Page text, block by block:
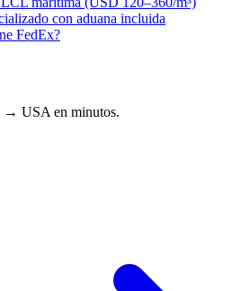
con aduana incluida
FedEx?
→ USA en minutos.